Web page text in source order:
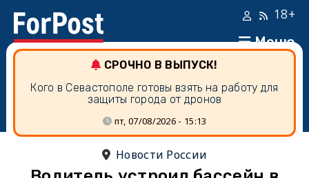
Меню
18+
СРОЧНО В ВЫПУСК!
Кого в Севастополе готовы взять на работу для
защиты города от дронов
пт, 07/08/2026 - 15:13
Новости России